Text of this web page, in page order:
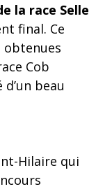
la race Selle
final. Ce
Cob
beau
Hilaire qui